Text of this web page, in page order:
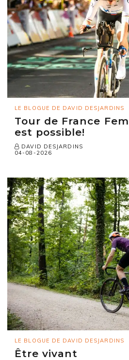
LE BLOGUE DE DAVID DESJARDINS
Tour de France
est possible!
DAVID DESJARDINS
04-08-2026
LE BLOGUE DE DAVID DESJARDINS
Être vivant